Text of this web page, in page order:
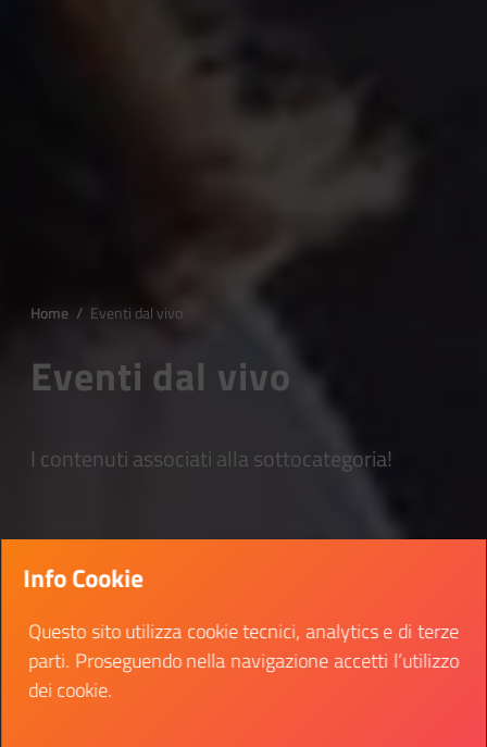
Home / Eventi dal vivo
Eventi dal vivo
I contenuti associati alla sottocategoria!
Info Cookie
Questo sito utilizza cookie tecnici, analytics e di terze
parti. Proseguendo nella navigazione accetti l’utilizzo
dei cookie.